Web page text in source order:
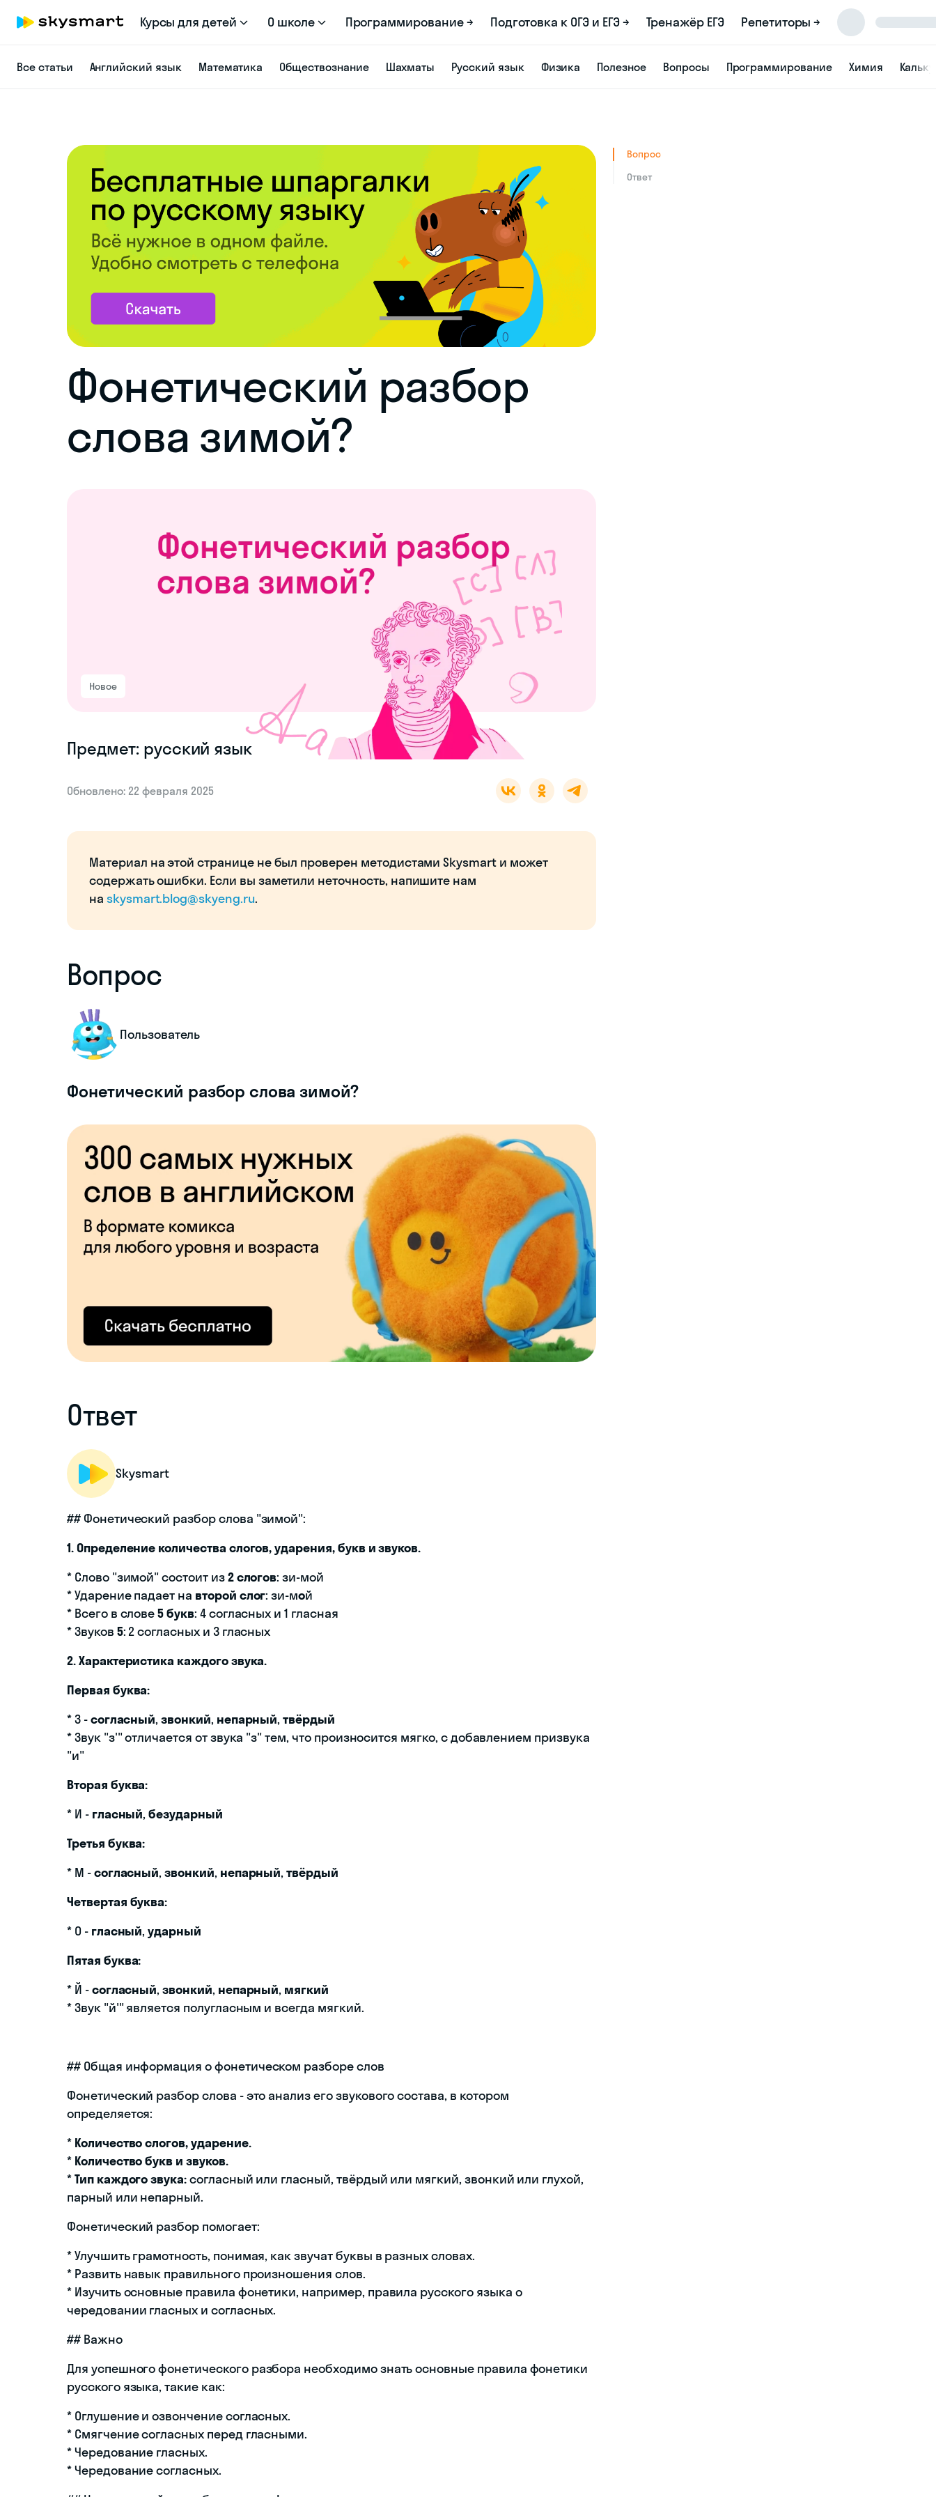
Курсы для детей О школе Программирование → Подготовка к ОГЭ и ЕГЭ → Тренажёр ЕГЭ Репетиторы →
Все статьи Английский язык Математика Обществознание Шахматы Русский язык Физика Полезное Вопросы Программирование Химия
Фонетический разбор
слова зимой?
Новое
Предмет: русский язык
Обновлено: 22 февраля 2025
Материал на этой странице не был проверен методистами Skysmart и может
содержать ошибки. Если вы заметили неточность, напишите нам
на skysmart.blog@skyeng.ru.
Вопрос
Пользователь
Фонетический разбор слова зимой?
Ответ
Skysmart
## Фонетический разбор слова "зимой":
1. Определение количества слогов, ударения, букв и звуков.
* Слово "зимой" состоит из2 слогов: зи-мой
* Ударение падает на второй слог: зи-мой
* Всего в слове5 букв: 4 согласных и 1 гласная
* Звуков 5: 2 согласных и 3 гласных
2. Характеристика каждого звука.
Первая буква:
* З -согласный,звонкий, непарный,твёрдый
* Звук "з'" отличается от звука "з" тем, что произносится мягко, с добавлением призвука
"и"
Вторая буква:
* И - гласный,безударный
Третья буква:
* М -согласный,звонкий, непарный,твёрдый
Четвертая буква:
* О - гласный,ударный
Пятая буква:
* Й -согласный,звонкий, непарный, мягкий
* Звук "й'" является полугласным и всегда мягкий.
## Общая информация о фонетическом разборе слов
Фонетический разбор слова - это анализ его звукового состава, в котором
определяется:
* Количество слогов, ударение.
* Количество букв и звуков.
*Тип каждого звука:согласный или гласный, твёрдый или мягкий, звонкий или глухой,
парный или непарный.
Фонетический разбор помогает:
* Улучшить грамотность, понимая, как звучат буквы в разных словах.
* Развить навык правильного произношения слов.
* Изучить основные правила фонетики, например, правила русского языка о
чередовании гласных и согласных.
## Важно
Для успешного фонетического разбора необходимо знать основные правила фонетики
русского языка, такие как:
* Оглушение и озвончение согласных.
* Смягчение согласных перед гласными.
* Чередование гласных.
* Чередование согласных.
Вопрос
Ответ